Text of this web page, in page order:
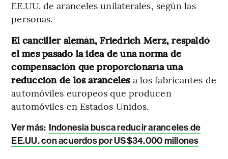
EE.UU. de aranceles unilaterales, según las
personas.
El canciller alemán, Friedrich Merz, respaldó
el mes pasado la idea de una norma de
compensación que proporcionaría una
reducción de los arancelesa los fabricantes de
automóviles europeos que producen
automóviles en Estados Unidos.
Ver más: Indonesia busca reducir aranceles de
EE.UU. con acuerdos por US$34.000 millones